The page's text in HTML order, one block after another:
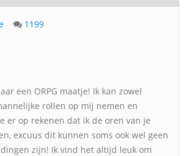
1199
een ORPG maatje! Ik kan zowel
rollen op mij nemen en
er op rekenen dat ik de oren van je
excuus dit kunnen soms ook wel geen
zijn! Ik vind het altijd leuk om